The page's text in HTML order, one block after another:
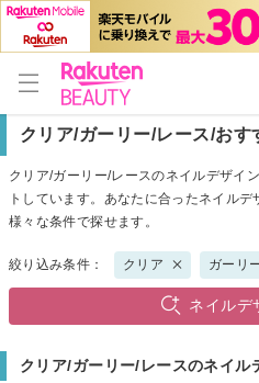
クリア/ガーリー/レース/お
クリア/ガーリー/レースのネイルデザイ
トしています。あなたに合ったネイル
様々な条件で探せます。
絞り込み条件： クリア ガーリ
ネイルデ
クリア/ガーリー/レースのネイル